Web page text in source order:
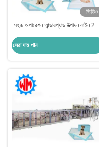
ভিডিও
সহজ অপারেশন আন্ডারপ্যাড উত্পাদন লাইন 250
সেরা দাম পান